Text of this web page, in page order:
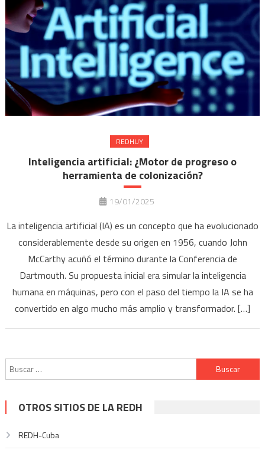
REDHUY
Inteligencia artificial: ¿Motor de progreso o
herramienta de colonización?
19/01/2025
La inteligencia artificial (IA) es un concepto que ha evolucionado
considerablemente desde su origen en 1956, cuando John
McCarthy acuñó el término durante la Conferencia de
Dartmouth. Su propuesta inicial era simular la inteligencia
humana en máquinas, pero con el paso del tiempo la IA se ha
convertido en algo mucho más amplio y transformador. […]
Buscar:
OTROS SITIOS DE LA REDH
REDH-Cuba